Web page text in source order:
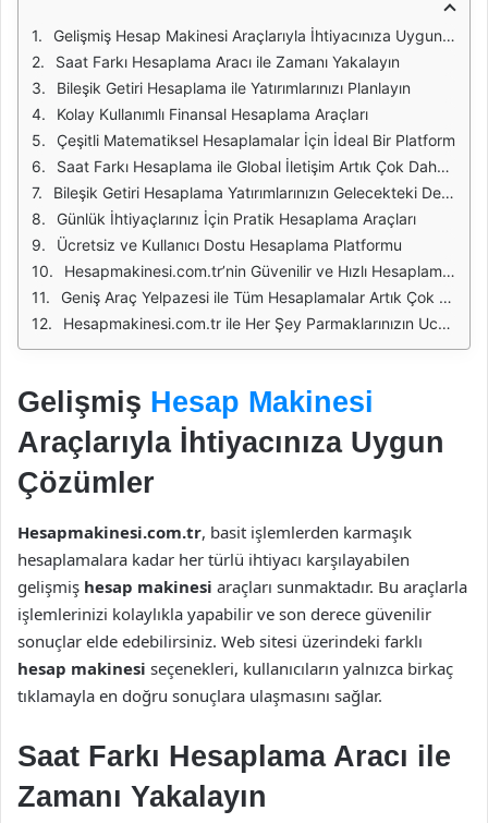
Gelişmiş Hesap Makinesi Araçlarıyla İhtiyacınıza Uygun Çözümler
Saat Farkı Hesaplama Aracı ile Zamanı Yakalayın
Bileşik Getiri Hesaplama ile Yatırımlarınızı Planlayın
Kolay Kullanımlı Finansal Hesaplama Araçları
Çeşitli Matematiksel Hesaplamalar İçin İdeal Bir Platform
Saat Farkı Hesaplama ile Global İletişim Artık Çok Daha Kolay
Bileşik Getiri Hesaplama Yatırımlarınızın Gelecekteki Değerini Bilin
Günlük İhtiyaçlarınız İçin Pratik Hesaplama Araçları
Ücretsiz ve Kullanıcı Dostu Hesaplama Platformu
Hesapmakinesi.com.tr’nin Güvenilir ve Hızlı Hesaplama Deneyimi
Geniş Araç Yelpazesi ile Tüm Hesaplamalar Artık Çok Kolay
Hesapmakinesi.com.tr ile Her Şey Parmaklarınızın Ucunda
Gelişmiş Hesap Makinesi
Araçlarıyla İhtiyacınıza Uygun
Çözümler
Hesapmakinesi.com.tr, basit işlemlerden karmaşık
hesaplamalara kadar her türlü ihtiyacı karşılayabilen
gelişmiş hesap makinesi araçları sunmaktadır. Bu araçlarla
işlemlerinizi kolaylıkla yapabilir ve son derece güvenilir
sonuçlar elde edebilirsiniz. Web sitesi üzerindeki farklı
hesap makinesi seçenekleri, kullanıcıların yalnızca birkaç
tıklamayla en doğru sonuçlara ulaşmasını sağlar.
Saat Farkı Hesaplama Aracı ile
Zamanı Yakalayın